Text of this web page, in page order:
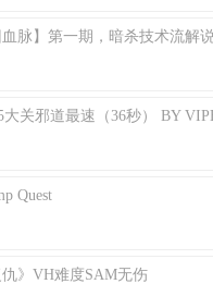
脉】第一期，暗杀技术流解
大关邪道最速（36秒） BY
Quest
仇》VH难度SAM无伤